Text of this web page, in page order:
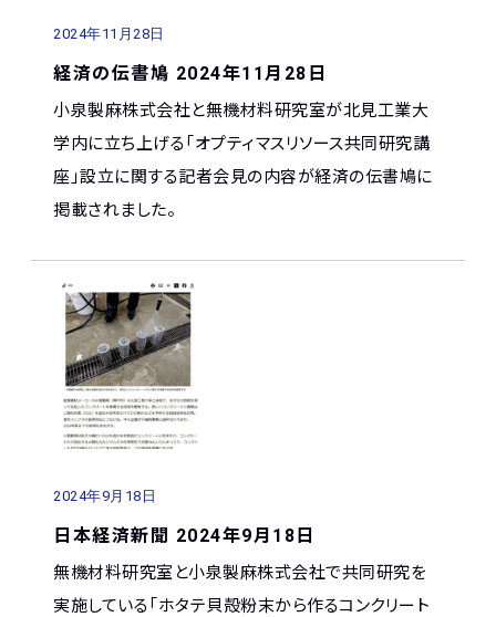
2024年11月28日
経済の伝書鳩 2024年11月28日
小泉製麻株式会社と無機材料研究室が北見工業大
学内に立ち上げる「オプティマスリソース共同研究講
座」設立に関する記者会見の内容が経済の伝書鳩に
掲載されました。
2024年9月18日
日本経済新聞 2024年9月18日
無機材料研究室と小泉製麻株式会社で共同研究を
実施している「ホタテ貝殻粉末から作るコンクリート